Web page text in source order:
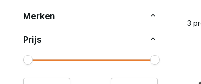
Merken
Prijs
3